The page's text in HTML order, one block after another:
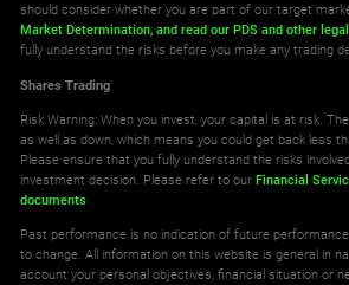
should consider whether you are part of our target
Market Determination, and read our PDS and other
fully understand the risks before you make any trading
Shares Trading
Risk Warning: When you invest, your capital is at risk.
as well as down, which means you could get back less
Please ensure that you fully understand the risks
investment decision. Please refer to ourFinancial
documents.
Past performance is no indication of future
to change. All information on this website is general in
account your personal objectives, financial situation or